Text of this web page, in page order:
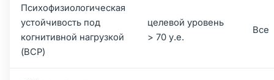
Психофизиологическая
устойчивость под
когнитивной нагрузкой
(ВСР)
целевой уровень
> 70 у.е.
Все